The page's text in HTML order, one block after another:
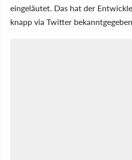
eingeläutet. Das hat der
knapp via Twitter